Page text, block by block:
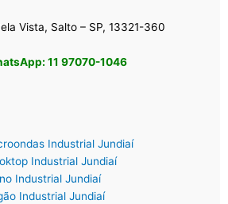
Vista, Salto – SP, 13321-360
11 97070-1046
Industrial Jundiaí
Industrial Jundiaí
Industrial Jundiaí
Industrial Jundiaí